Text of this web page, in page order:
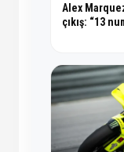
Alex
çıkış: “13